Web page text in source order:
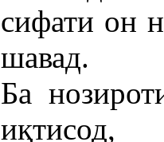
сифати он
шавад.
Ба
иқтисод,